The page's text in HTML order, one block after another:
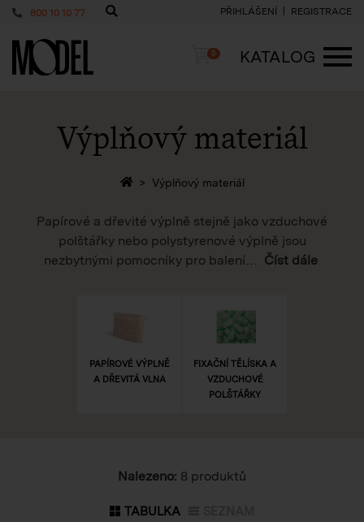
800 10 10 77 PŘIHLÁŠENÍ REGISTRACE
PackShop Košík
0
KATALOG
Výplňový materiál
Zpět na homepage
Výplňový materiál
Papírové a dřevité výplně stejně jako vzduchové
polštářky nebo polystyrenové výplně jsou
nezbytnými pomocníky pro balení… Číst dále
PAPÍROVÉ VÝPLNĚ
A DŘEVITÁ VLNA
FIXAČNÍ TĚLÍSKA A
VZDUCHOVÉ
POLŠTÁŘKY
Nalezeno: 8 produktů
TABULKA